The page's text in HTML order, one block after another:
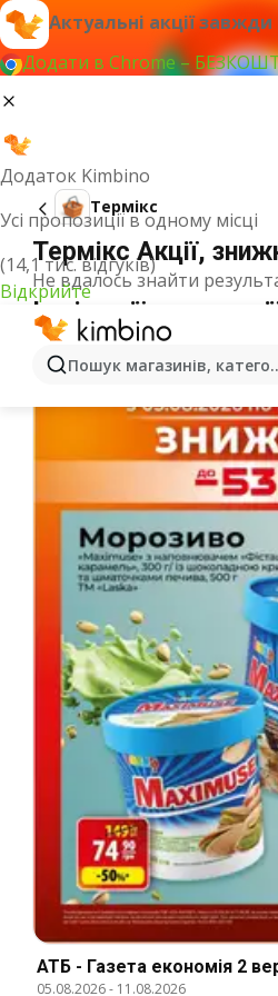
Актуальні акції
Додати в Chrome –
Додаток Kimbino
Усі пропозиції в одному місці
(14,1 тис. відгуків)
Відкрийте
Пошук магазинів,
Термікс
Термікс Акції,
Не вдалось знайти
Інші акції з категорії
АТБ - Газета економія 2
05.08.2026- 11.08.2026